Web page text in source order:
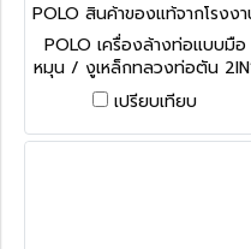
POLO สินค้าของแท้จากโรงง
ผู้ผลิต D-60SZ
POLO เครื่องล้างท่อแบบมือ
หมุน / งูเหล็กทลวงท่อตัน
รุ่น D-60SZ เหมาะกับทำความ
สะอาดท่อขนาด 20 - 75 มม.
(3/4 นิ้ว - 3 นิ้ว) สายยาว
เปรียบเทียบ